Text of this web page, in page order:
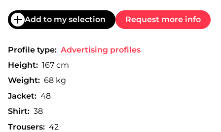
Add to my selection Request more info
Profile type: Advertising profiles
Height: 167 cm
Weight: 68 kg
Jacket: 48
Shirt: 38
Trousers: 42